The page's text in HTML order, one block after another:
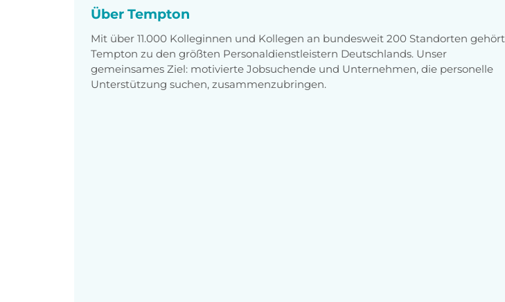
Über Tempton
Mit über 11.000 Kolleginnen und Kollegen an bundesweit 200 Standorten gehört
Tempton zu den größten Personaldienstleistern Deutschlands. Unser
gemeinsames Ziel: motivierte Jobsuchende und Unternehmen, die personelle
Unterstützung suchen, zusammenzubringen.